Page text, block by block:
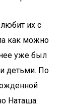
их с
как можно
уже был
детьми. По
Наташа.